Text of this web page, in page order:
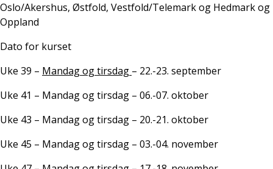
Oslo/Akershus, Østfold, Vestfold/Telemark og Hedmark og
Oppland
Dato for kurset
Uke 39 – Mandag og tirsdag – 22.-23. september
Uke 41 – Mandag og tirsdag – 06.-07. oktober
Uke 43 – Mandag og tirsdag – 20.-21. oktober
Uke 45 – Mandag og tirsdag – 03.-04. november